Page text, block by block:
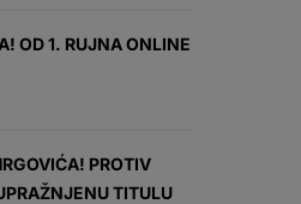
OD 1. RUJNA ONLINE
PROTIV
TITULU